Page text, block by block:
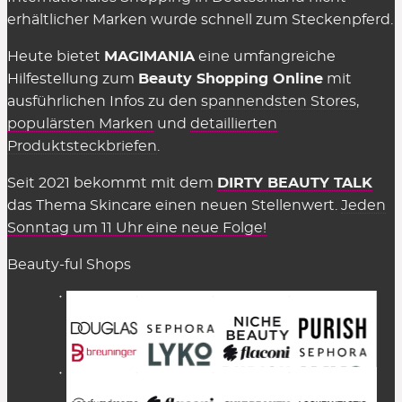
Wir können die Übersicht anbieten und täglich
vermittelte Verkäufe eine Provision zahlen,
insofern einige Kriterien eingehalten werden.
Diese Kosten sind Teil des üblichen Marketing-
Budgets und werden nicht auf den Preis
aufgeschlagen (Stichwort: Affiliate-Marketing).
Gelten Rabattcodes für alles in den
Beauty Shops?
Fast.Gutscheinkarten, Bücher, Magazine sowie
sowie bestimmte Sets. Aber immer probieren –
manchmal funktioniert es trotzdem! Natürlich
müssen die genannten Bedingungen erfüllt sein,
z.B. der Minderstbestellwert (MBW).
erhältlicher Marken wurde schnell zum Steckenpferd.
Heute bietet MAGIMANIAeine umfangreiche
Hilfestellung zum Beauty Shopping Online mit
ausführlichen Infos zu den spannendsten Stores,
populärsten Marken und detaillierten
Produktsteckbriefen.
Seit 2021 bekommt mit dem DIRTY BEAUTY TALK
das Thema Skincare einen neuen Stellenwert. Jeden
Sonntag um 11 Uhr eine neue Folge!
Beauty-ful Shops